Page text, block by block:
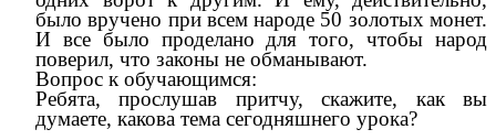
было вручено при всем народе 50 золотых монет.
И все было проделано для того, чтобы народ
поверил, что законы не обманывают.
Вопрос к обучающимся:
Ребята, прослушав притчу, скажите, как вы
думаете, какова тема сегодняшнего урока?